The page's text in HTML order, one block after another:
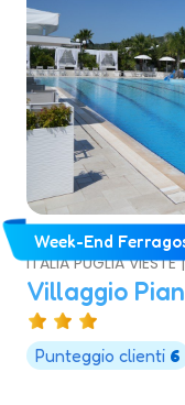
Week-End
ITALIA PUGLIA
Villaggio
Punteggio clienti 6